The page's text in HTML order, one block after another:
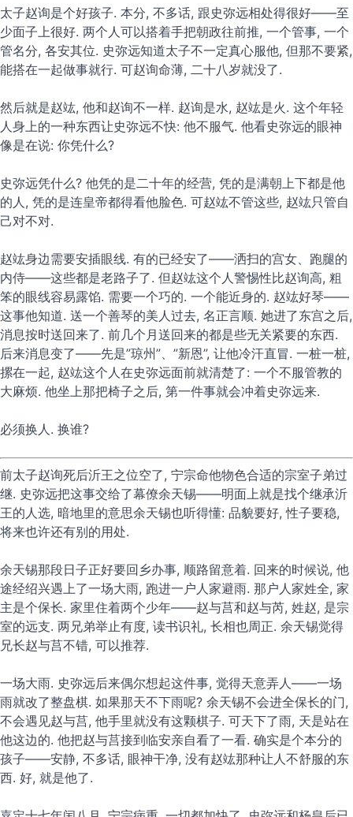
太子赵询是个好孩子. 本分, 不多话, 跟史弥远相处得很好——至
少面子上很好. 两个人可以搭着手把朝政往前推, 一个管事, 一个
管名分, 各安其位. 史弥远知道太子不一定真心服他, 但那不要紧,
能搭在一起做事就行. 可赵询命薄, 二十八岁就没了.
然后就是赵竑, 他和赵询不一样. 赵询是水, 赵竑是火. 这个年轻
人身上的一种东西让史弥远不快: 他不服气. 他看史弥远的眼神
像是在说: 你凭什么?
史弥远凭什么? 他凭的是二十年的经营, 凭的是满朝上下都是他
的人, 凭的是连皇帝都得看他脸色. 可赵竑不管这些, 赵竑只管自
己对不对.
赵竑身边需要安插眼线. 有的已经安了——洒扫的宫女、跑腿的
内侍——这些都是老路子了. 但赵竑这个人警惕性比赵询高, 粗
笨的眼线容易露馅. 需要一个巧的. 一个能近身的. 赵竑好琴——
这事他知道. 送一个善琴的美人过去, 名正言顺. 她进了东宫之后,
消息按时送回来了. 前几个月送回来的都是些无关紧要的东西.
后来消息变了——先是”琼州”、”新恩”, 让他冷汗直冒. 一桩一桩,
摞在一起, 赵竑这个人在史弥远面前就清楚了: 一个不服管教的
大麻烦. 他坐上那把椅子之后, 第一件事就会冲着史弥远来.
必须换人. 换谁?
前太子赵询死后沂王之位空了, 宁宗命他物色合适的宗室子弟过
继. 史弥远把这事交给了幕僚余天锡——明面上就是找个继承沂
王的人选, 暗地里的意思余天锡也听得懂: 品貌要好, 性子要稳,
将来也许还有别的用处.
余天锡那段日子正好要回乡办事, 顺路留意着. 回来的时候说, 他
途经绍兴遇上了一场大雨, 跑进一户人家避雨. 那户人家姓全, 家
主是个保长. 家里住着两个少年——赵与莒和赵与芮, 姓赵, 是宗
室的远支. 两兄弟举止有度, 读书识礼, 长相也周正. 余天锡觉得
兄长赵与莒不错, 可以推荐.
一场大雨. 史弥远后来偶尔想起这件事, 觉得天意弄人——一场
雨就改了整盘棋. 如果那天不下雨呢? 余天锡不会进全保长的门,
不会遇见赵与莒, 他手里就没有这颗棋子. 可天下了雨, 天是站在
他这边的. 他把赵与莒接到临安亲自看了一看. 确实是个本分的
孩子——安静, 不多话, 眼神干净, 没有赵竑那种让人不舒服的东
西. 好, 就是他了.